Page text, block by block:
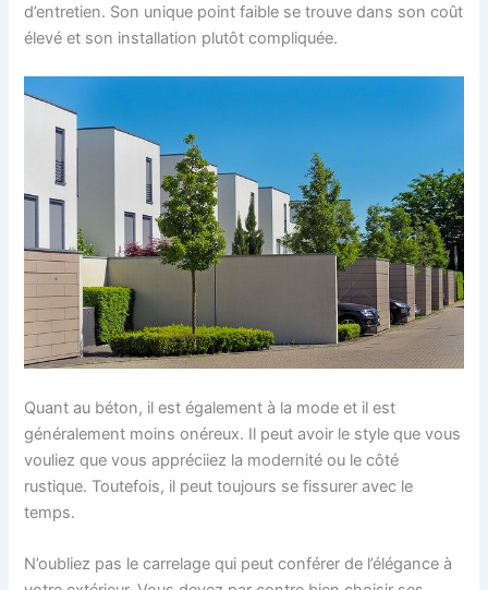
d’entretien. Son unique point faible se trouve dans son coût
élevé et son installation plutôt compliquée.
Quant au béton, il est également à la mode et il est
généralement moins onéreux. Il peut avoir le style que vous
vouliez que vous appréciiez la modernité ou le côté
rustique. Toutefois, il peut toujours se fissurer avec le
temps.
N’oubliez pas le carrelage qui peut conférer de l’élégance à